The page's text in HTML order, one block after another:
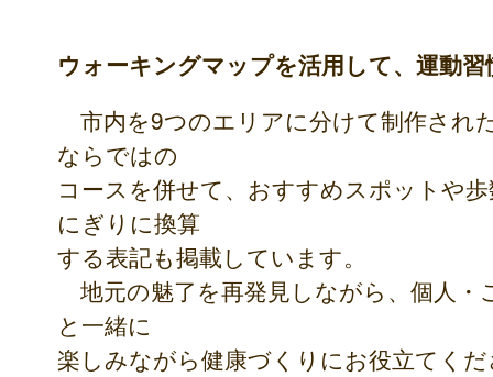
ウォーキングマップを活用して、運動
市内を9つのエリアに分けて制作され
ならではの
コースを併せて、おすすめスポットや
にぎりに換算
する表記も掲載しています。
地元の魅了を再発見しながら、個人・
と一緒に
楽しみながら健康づくりにお役立てく